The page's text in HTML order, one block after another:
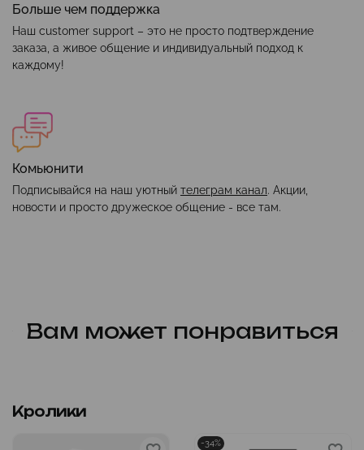
Больше чем поддержка
Наш customer support – это не просто подтверждение
заказа, а живое общение и индивидуальный подход к
каждому!
Комьюнити
Подписывайся на наш уютный телеграм канал. Акции,
новости и просто дружеское общение - все там.
Вам может понравиться
Кролики
-34%